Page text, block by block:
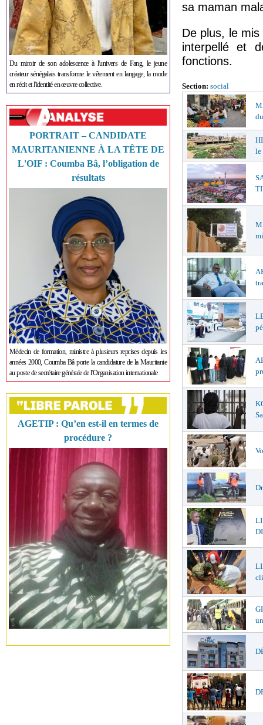
Du miroir de son adolescence à l'univers de Fang, le jeune
créateur sénégalais transforme le vêtement en langage, la mode
en récit et l'identité en œuvre collective.
PORTRAIT – CANDIDATE
MAURITANIENNE À LA TÊTE DE
L'OIF : Coumba Bâ, l’obligation de
résultats
Médecin de formation, ministre à plusieurs reprises depuis les
années 2000, Coumba Bâ porte la candidature de la Mauritanie
au poste de secrétaire générale de l'Organisation internationale
AGETIP : Qu’en est-il en termes de
procédure ?
sa maman
De plus, le
interpellé et
fonctions.
Section: social
le